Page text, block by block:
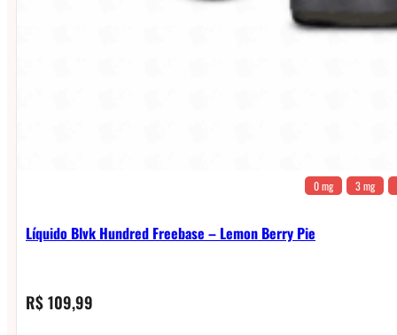
0 mg 3 mg
Líquido Blvk Hundred Freebase – Lemon Berry Pie
R$109,99